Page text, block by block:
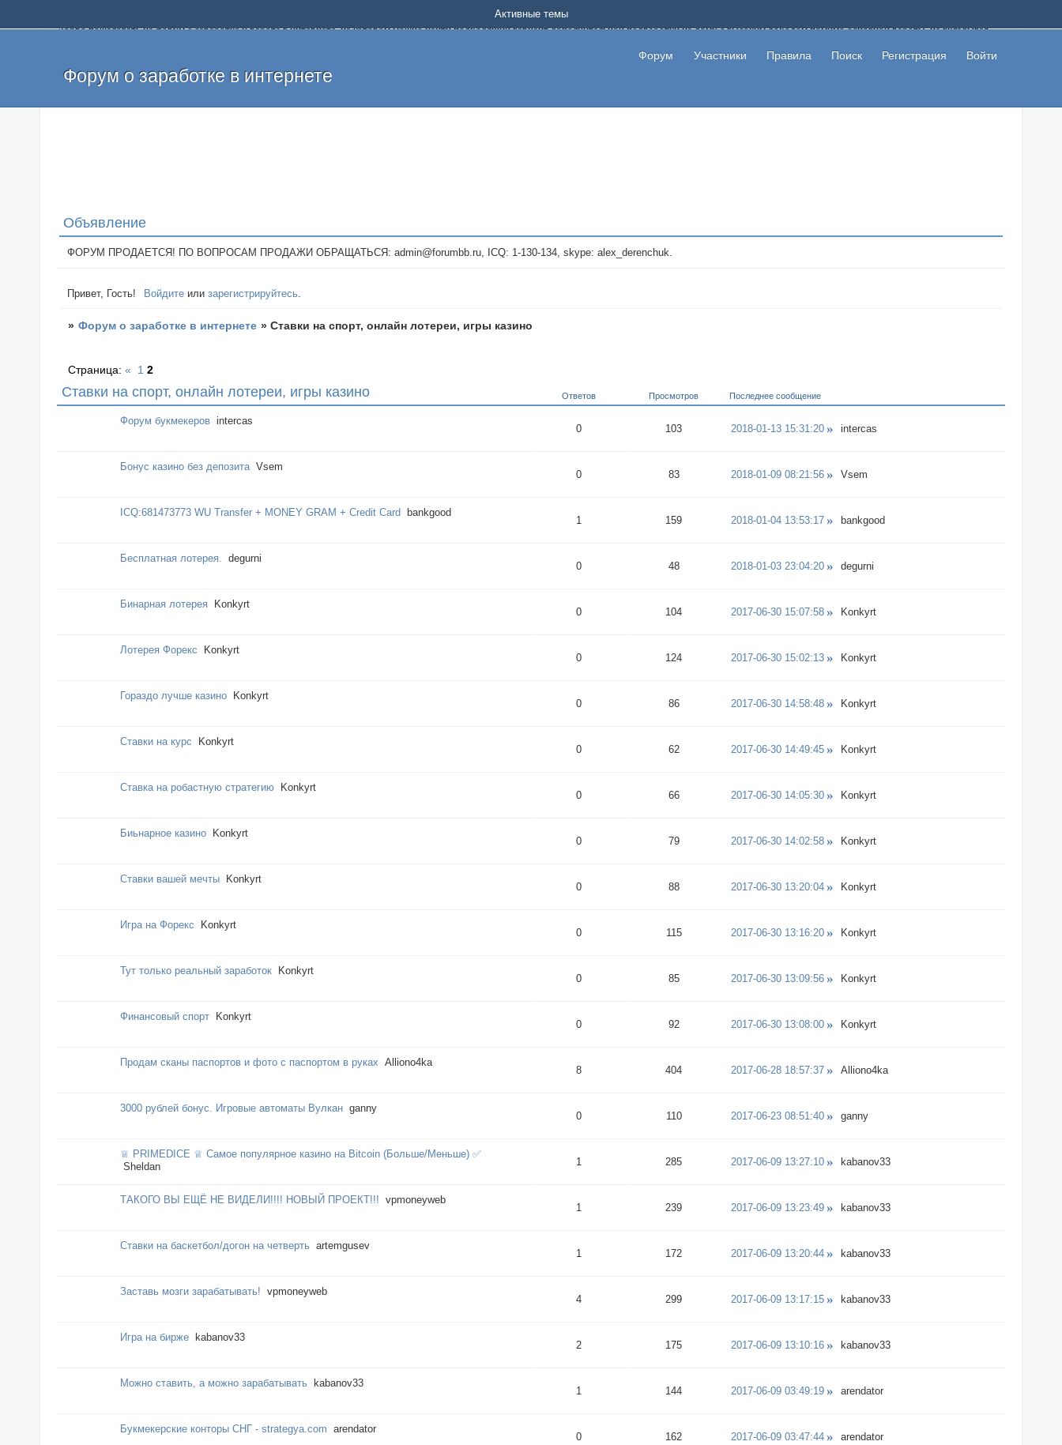
Добро пожаловать на форум о заработке и работе в интернете, на котором можно найти подходящий вариант дополнительной подработки на дому с высоким доходом помимо основной работы, не вкладывая
и оставлять свои отзывы. Если вы знаете, что определенный проект или сайт не платит, то указывайте в теме что это лохотрон, чтобы другие пользователи не попались на развод. Вы сможете начать зарабатывать
легкие деньги без вложений и регистрации уже сегодня. Создавайте новые темы, размещайте объявления со своими пригласительными ссылками и первая прибыль не заставит себя долго ждать.
Форум о заработке в интернете
Форум Участники Правила Поиск Регистрация Войти
Активные темы
Объявление
ФОРУМ ПРОДАЕТСЯ! ПО ВОПРОСАМ ПРОДАЖИ ОБРАЩАТЬСЯ: admin@forumbb.ru, ICQ: 1-130-134, skype: alex_derenchuk.
Привет, Гость! Войдите илизарегистрируйтесь.
» Форум о заработке в интернете »Ставки на спорт, онлайн лотереи, игры казино
Ставки на спорт, онлайн лотереи, игры казино
Страница:« 1 2
Ответов Просмотров Последнее сообщение
Форум букмекеров intercas
0 103 2018-01-13 15:31:20 intercas
Бонус казино без депозита Vsem
0 83 2018-01-09 08:21:56 Vsem
ICQ:681473773 WU Transfer + MONEY GRAM + Credit Card bankgood
1 159 2018-01-04 13:53:17 bankgood
Бесплатная лотерея. degurni
0 48 2018-01-03 23:04:20 degurni
Бинарная лотерея Konkyrt
0 104 2017-06-30 15:07:58 Konkyrt
Лотерея Форекс Konkyrt
0 124 2017-06-30 15:02:13 Konkyrt
Гораздо лучше казино Konkyrt
0 86 2017-06-30 14:58:48 Konkyrt
Ставки на курс Konkyrt
0 62 2017-06-30 14:49:45 Konkyrt
Ставка на робастную стратегию Konkyrt
0 66 2017-06-30 14:05:30 Konkyrt
Биьнарное казино Konkyrt
0 79 2017-06-30 14:02:58 Konkyrt
Ставки вашей мечты Konkyrt
0 88 2017-06-30 13:20:04 Konkyrt
Игра на Форекс Konkyrt
0 115 2017-06-30 13:16:20 Konkyrt
Тут только реальный заработок Konkyrt
0 85 2017-06-30 13:09:56 Konkyrt
Финансовый спорт Konkyrt
0 92 2017-06-30 13:08:00 Konkyrt
Продам сканы паспортов и фото с паспортом в руках Alliono4ka
8 404 2017-06-28 18:57:37 Alliono4ka
3000 рублей бонус. Игровые автоматы Вулкан ganny
0 110 2017-06-23 08:51:40 ganny
♕ PRIMEDICE ♕ Самое популярное казино на Bitcoin (Больше/Меньше) ✅
Sheldan
1 285 2017-06-09 13:27:10 kabanov33
ТАКОГО ВЫ ЕЩЁ НЕ ВИДЕЛИ!!!! НОВЫЙ ПРОЕКТ!!! vpmoneyweb
1 239 2017-06-09 13:23:49 kabanov33
Ставки на баскетбол/догон на четверть artemgusev
1 172 2017-06-09 13:20:44 kabanov33
Заставь мозги зарабатывать! vpmoneyweb
4 299 2017-06-09 13:17:15 kabanov33
Игра на бирже kabanov33
2 175 2017-06-09 13:10:16 kabanov33
Можно ставить, а можно зарабатывать kabanov33
1 144 2017-06-09 03:49:19 arendator
Букмекерские конторы СНГ - strategya.com arendator
0 162 2017-06-09 03:47:44 arendator